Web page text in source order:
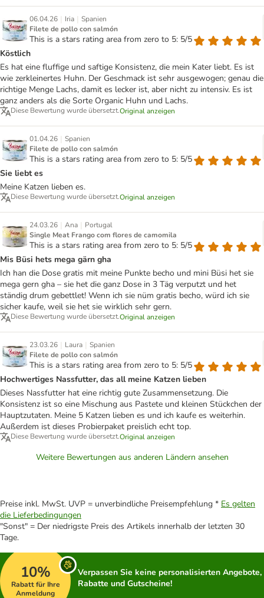
06.04.26 | Iria | Spanien
Filete de pollo con salmón
This is a stars rating area from zero to 5: 5/5
Köstlich
Es hat eine fluffige und saftige Konsistenz, die mein Kater liebt. Es ist
wie zerkleinertes Huhn. Der Geschmack ist sehr ausgewogen; genau die
richtige Menge Lachs, damit es lecker ist, aber nicht zu intensiv. Es ist
ganz anders als die Sorte Organic Huhn und Lachs.
Diese Bewertung wurde übersetzt.Original anzeigen
01.04.26 | Spanien
Filete de pollo con salmón
This is a stars rating area from zero to 5: 5/5
Sie liebt es
Meine Katzen lieben es.
Diese Bewertung wurde übersetzt.Original anzeigen
24.03.26 | Ana | Portugal
Single Meat Frango com flores de camomila
This is a stars rating area from zero to 5: 5/5
Mis Büsi hets mega gärn gha
Ich han die Dose gratis mit meine Punkte becho und mini Büsi het sie
mega gern gha – sie het die ganz Dose in 3 Täg verputzt und het
ständig drum gebettlet! Wenn ich sie nüm gratis becho, würd ich sie
sicher kaufe, weil sie het sie wirklich sehr gern.
Diese Bewertung wurde übersetzt.Original anzeigen
23.03.26 | Laura | Spanien
Filete de pollo con salmón
This is a stars rating area from zero to 5: 5/5
Hochwertiges Nassfutter, das all meine Katzen lieben
Dieses Nassfutter hat eine richtig gute Zusammensetzung. Die
Konsistenz ist so eine Mischung aus Pastete und kleinen Stückchen der
Hauptzutaten. Meine 5 Katzen lieben es und ich kaufe es weiterhin.
Außerdem ist dieses Probierpaket preislich echt top.
Diese Bewertung wurde übersetzt.Original anzeigen
Weitere Bewertungen aus anderen Ländern ansehen
Preise inkl. MwSt. UVP = unverbindliche Preisempfehlung * Es gelten
die Lieferbedingungen
"Sonst" = Der niedrigste Preis des Artikels innerhalb der letzten 30
Tage.
10%
Rabatt für Ihre
Anmeldung
Verpassen Sie keine personalisierten Angebote,
Rabatte und Gutscheine!